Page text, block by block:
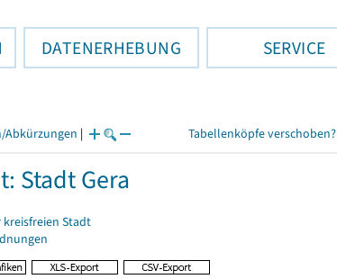
DATENERHEBUNG SERVICE
Abkürzungen | Tabellenköpfe verschoben?
Stadt Gera
Stadt